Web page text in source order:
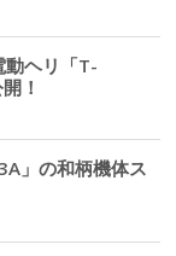
動ヘリ「T-
！
」の和柄機体ス